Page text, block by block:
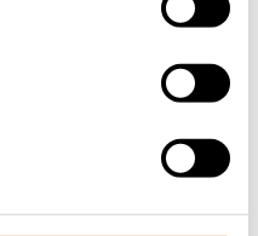
thermoscud r064